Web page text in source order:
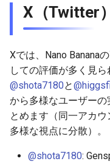
2025-12-16
2025-12-15
2025-12-14
2025-12-13
X（Twitter
Xでは、Nano Banana
しての評価が多く見
@shota7180と
から多様なユーザー
とめます（同一アカウ
多様な視点に分散）。
@shota7180: